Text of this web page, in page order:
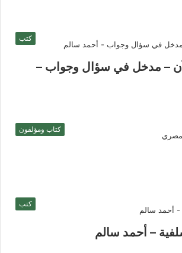
كتب
– مدخل في سؤال وجواب –
كتاب ومؤلفون
كتب
– أحمد سالم